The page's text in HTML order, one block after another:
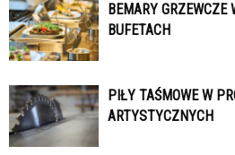
BEMARY GRZEWCZE
BUFETACH
PIŁY TAŚMOWE W
ARTYSTYCZNYCH